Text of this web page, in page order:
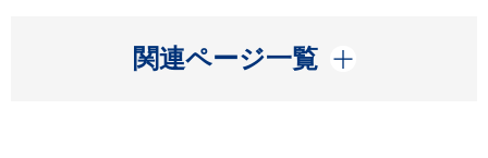
関連ページ一覧
開く